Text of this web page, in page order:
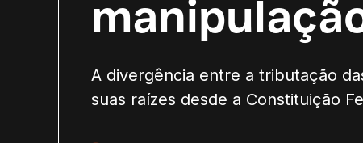
A divergência entre a tributação
suas raízes desde a Constituição